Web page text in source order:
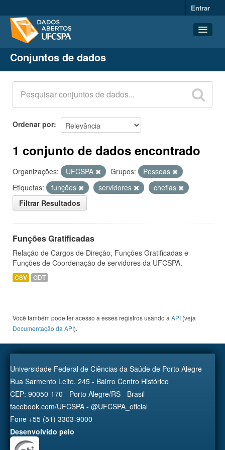
Entrar
Conjuntos de dados
Organizações
Grupos
Sobre
Conjuntos de dados
Ordenar por
1 conjunto de dados encontrado
Organizações: UFCSPA Grupos:
Pessoas
Etiquetas:
funções servidores
chefias
Filtrar Resultados
Funções Gratificadas
Relação de Cargos de Direção, Funções Gratificadas e
Funções de Coordenação de servidores da UFCSPA.
CSV ODT
Você também pode ter acesso a esses registros usando a API (veja
Documentação da API).
Universidade Federal de Ciências da Saúde de Porto Alegre
Rua Sarmento Leite, 245 - Bairro Centro Histórico
CEP: 90050-170 - Porto Alegre/RS - Brasil
facebook.com/UFCSPA - @UFCSPA_oficial
Fone +55 (51) 3303-9000
Desenvolvido pelo